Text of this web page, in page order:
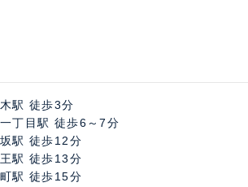
駅 徒歩3分
丁目駅 徒歩6～7分
駅 徒歩12分
駅 徒歩13分
駅 徒歩15分